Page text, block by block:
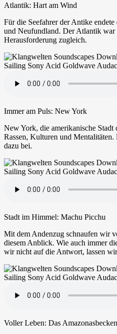
Atlantik: Hart am Wind
Für die Seefahrer der Antike
und Neufundland. Der Atlantik war
Herausforderung zugleich.
Immer am Puls: New York
New York, die amerikanische
Rassen, Kulturen und
dazu bei.
Stadt im Himmel: Machu Picchu
Mit dem Andenzug schnaufen wir
diesem Anblick. Wie auch immer
wir nicht auf die Antwort, lassen
Voller Leben: Das Amazonasbecken